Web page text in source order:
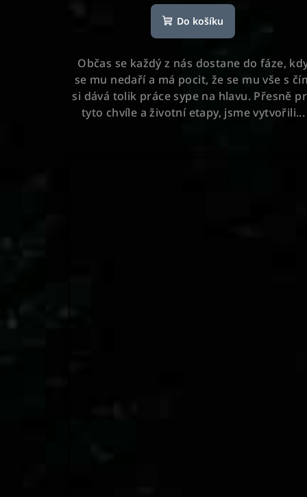
hodnocení
produktu
je
5,0
z
5
hvězdiček.
Do košíku
Občas se každý z nás dostane do fáze,
se mu nedaří a má pocit, že se mu vše s
si dává tolik práce sype na hlavu. Přesně
tyto chvíle a životní etapy, jsme vytvořili...